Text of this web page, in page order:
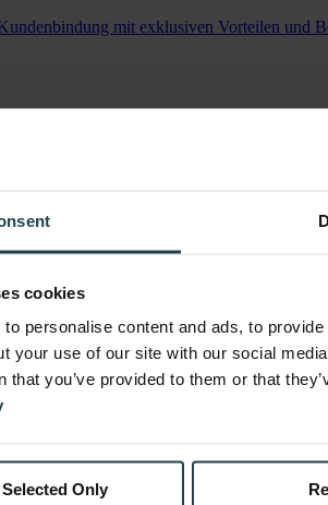
cookies
personalise content and ads, to
your use of our site with our social
that you’ve provided to them or that
Only
mit exklusiven Vorteilen und
benutzerfreundlichen Microsites.
auf globaler Ebene auf effiziente Weise.
und dauerhaften Erfolg
Vorschriften sicher und schützen Sie Ihre